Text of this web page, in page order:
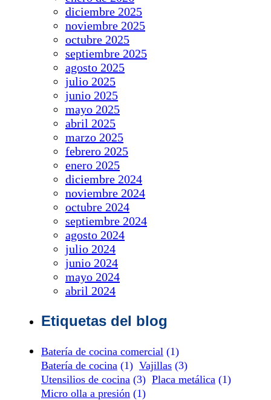
diciembre 2025
noviembre 2025
octubre 2025
septiembre 2025
agosto 2025
julio 2025
junio 2025
mayo 2025
abril 2025
marzo 2025
febrero 2025
enero 2025
diciembre 2024
noviembre 2024
octubre 2024
septiembre 2024
agosto 2024
julio 2024
junio 2024
mayo 2024
abril 2024
Etiquetas del blog
Batería de cocina comercial (1)
Batería de cocina (1) Vajillas (3)
Utensilios de cocina (3) Placa metálica (1)
Micro olla a presión (1)